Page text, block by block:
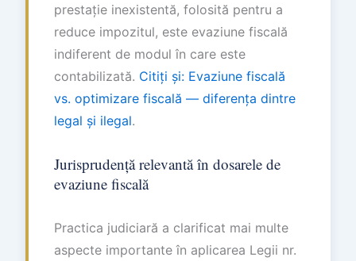
prestație inexistentă, folosită pentru a
reduce impozitul, este evaziune fiscală
indiferent de modul în care este
contabilizată. Citiți și: Evaziune fiscală
vs. optimizare fiscală — diferența dintre
legal și ilegal.
Jurisprudență relevantă în dosarele de
evaziune fiscală
Practica judiciară a clarificat mai multe
aspecte importante în aplicarea Legii nr.